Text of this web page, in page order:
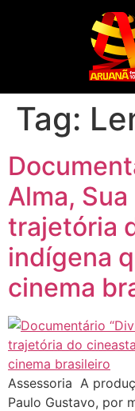
Tag:
Alma,
trajetória
indígena
cinema
Assessoria A
Paulo Gustavo, por